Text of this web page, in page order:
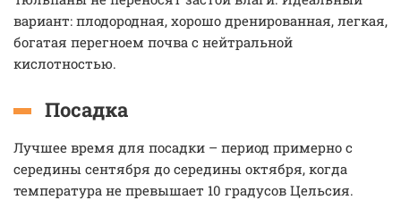
вариант: плодородная, хорошо дренированная, легкая,
богатая перегноем почва с нейтральной
кислотностью.
Посадка
Лучшее время для посадки – период примерно с
середины сентября до середины октября, когда
температура не превышает 10 градусов Цельсия.